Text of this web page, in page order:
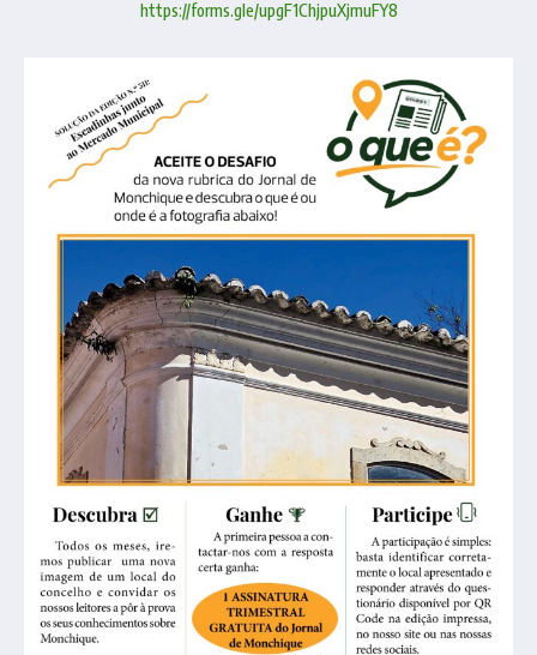
https://forms.gle/upgF1ChjpuXjmuFY8